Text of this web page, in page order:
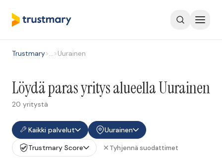
Trustmary>…>Uurainen
Löydä paras yritys alueella Uurainen
20 yritystä
Kaikki palvelut
Uurainen
Trustmary Score
Tyhjennä suodattimet